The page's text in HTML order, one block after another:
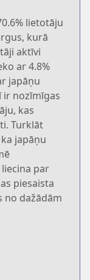
lietotāju
kurā
aktīvi
ar 4.8%
japāņu
ir nozīmīgas
kas
Turklāt
japāņu
par
piesaista
no dažādām